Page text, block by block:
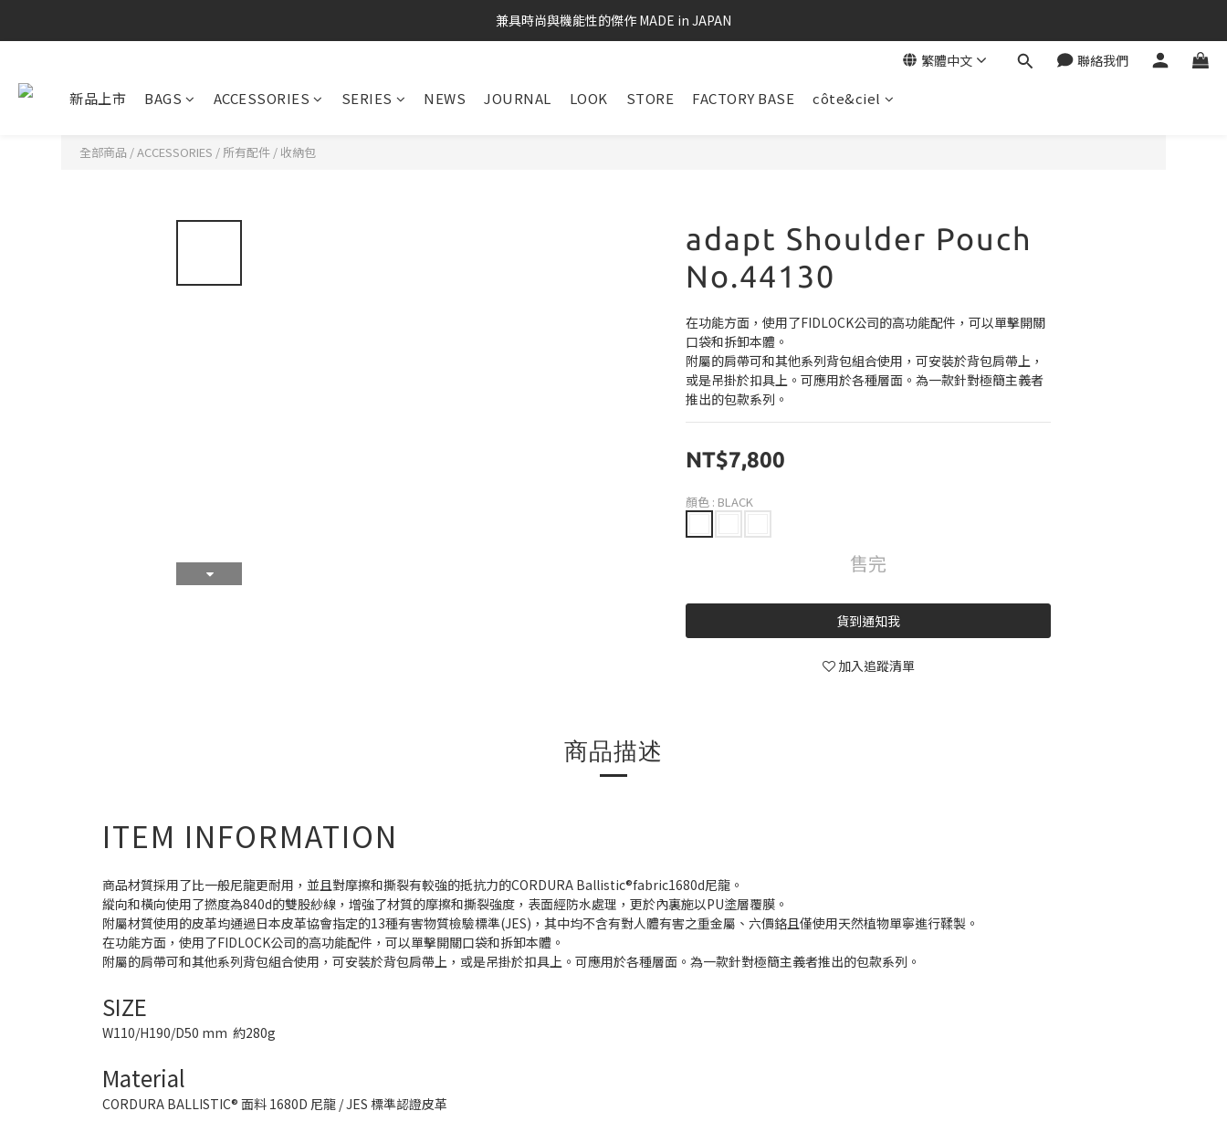
兼具時尚與機能性的傑作 MADE in JAPAN
繁體中文 聯絡我們
新品上市 BAGS ACCESSORIES SERIES NEWS JOURNAL LOOK STORE FACTORY BASE côte&ciel
全部商品 /ACCESSORIES / 所有配件 / 收納包
adapt Shoulder Pouch
No.44130
在功能方面，使用了FIDLOCK公司的高功能配件，可以單擊開關
口袋和拆卸本體。
附屬的肩帶可和其他系列背包組合使用，可安裝於背包肩帶上，
或是吊掛於扣具上。可應用於各種層面。為一款針對極簡主義者
推出的包款系列。
NT$7,800
顏色 : BLACK
售完
貨到通知我
加入追蹤清單
商品描述
ITEM INFORMATION
商品材質採用了比一般尼龍更耐用，並且對摩擦和撕裂有較強的抵抗力的CORDURA Ballistic®fabric1680d尼龍。
縱向和橫向使用了撚度為840d的雙股紗線，增強了材質的摩擦和撕裂強度，表面經防水處理，更於內裏施以PU塗層覆膜。
附屬材質使用的皮革均通過日本皮革協會指定的13種有害物質檢驗標準(JES)，其中均不含有對人體有害之重金屬、六價鉻且僅使用天然植物單寧進行鞣製。
在功能方面，使用了FIDLOCK公司的高功能配件，可以單擊開關口袋和拆卸本體。
附屬的肩帶可和其他系列背包組合使用，可安裝於背包肩帶上，或是吊掛於扣具上。可應用於各種層面。為一款針對極簡主義者推出的包款系列。
SIZE
W110/H190/D50 mm 約280g
Material
CORDURA BALLISTIC® 面料 1680D 尼龍 / JES 標準認證皮革